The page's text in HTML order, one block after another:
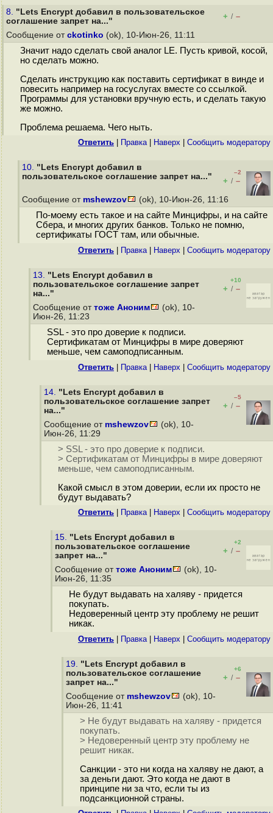
8. "Lets Encrypt добавил в пользовательское
соглашение запрет на..."
+ / –
Сообщение от ckotinko (ok), 10-Июн-26, 11:11
Значит надо сделать свой аналог LE. Пусть кривой, косой,
но сделать можно.
Сделать инструкцию как поставить сертификат в винде и
повесить например на госуслугах вместе со ссылкой.
Программы для установки вручную есть, и сделать такую
же можно.
Проблема решаема. Чего ныть.
Ответить Правка| Наверх Cообщить модератору
10. "Lets Encrypt добавил в
пользовательское соглашение запрет на..."
–2
+ / –
Сообщение от mshewzov (ok), 10-Июн-26, 11:16
По-моему есть такое и на сайте Минцифры, и на сайте
Сбера, и многих других банков. Только не помню,
сертификаты ГОСТ там, или обычные.
Ответить Правка| Наверх Cообщить модератору
13. "Lets Encrypt добавил в
пользовательское соглашение запрет
на..."
+10
+ / –
Сообщение от тоже Аноним
(ok), 10-
Июн-26, 11:23
SSL - это про доверие к подписи.
Сертификатам от Минцифры в мире доверяют
меньше, чем самоподписанным.
Ответить Правка| Наверх Cообщить модератору
14. "Lets Encrypt добавил в
пользовательское соглашение запрет
на..."
–5
+ / –
Сообщение от mshewzov
(ok), 10-
Июн-26, 11:29
> SSL - это про доверие к подписи.
> Сертификатам от Минцифры в мире доверяют
меньше, чем самоподписанным.
Какой смысл в этом доверии, если их просто не
будут выдавать?
Ответить Правка| Наверх Cообщить модератору
15. "Lets Encrypt добавил в
пользовательское соглашение
запрет на..."
+2
+ / –
Сообщение от тоже Аноним
(ok), 10-
Июн-26, 11:35
Не будут выдавать на халяву - придется
покупать.
Недоверенный центр эту проблему не решит
никак.
Ответить Правка| Наверх Cообщить модератору
19. "Lets Encrypt добавил в
пользовательское соглашение
запрет на..."
+6
+ / –
Сообщение от mshewzov
(ok), 10-
Июн-26, 11:41
> Не будут выдавать на халяву - придется
покупать.
> Недоверенный центр эту проблему не
решит никак.
Санкции - это ни когда на халяву не дают, а
за деньги дают. Это когда не дают в
принципе ни за что, если ты из
подсанкционной страны.